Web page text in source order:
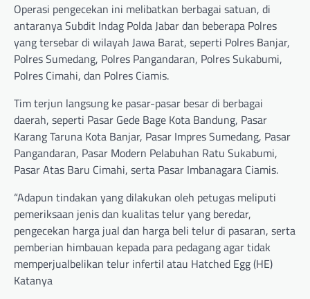
Operasi pengecekan ini melibatkan berbagai satuan, di
antaranya Subdit Indag Polda Jabar dan beberapa Polres
yang tersebar di wilayah Jawa Barat, seperti Polres Banjar,
Polres Sumedang, Polres Pangandaran, Polres Sukabumi,
Polres Cimahi, dan Polres Ciamis.
Tim terjun langsung ke pasar-pasar besar di berbagai
daerah, seperti Pasar Gede Bage Kota Bandung, Pasar
Karang Taruna Kota Banjar, Pasar Impres Sumedang, Pasar
Pangandaran, Pasar Modern Pelabuhan Ratu Sukabumi,
Pasar Atas Baru Cimahi, serta Pasar Imbanagara Ciamis.
“Adapun tindakan yang dilakukan oleh petugas meliputi
pemeriksaan jenis dan kualitas telur yang beredar,
pengecekan harga jual dan harga beli telur di pasaran, serta
pemberian himbauan kepada para pedagang agar tidak
memperjualbelikan telur infertil atau Hatched Egg (HE)
Katanya